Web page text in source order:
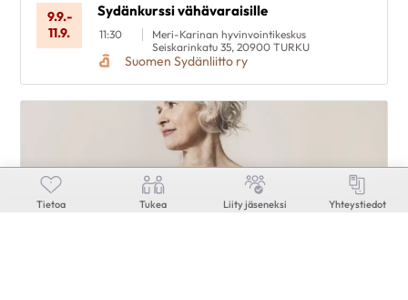
9.9.-
11.9.
Sydänkurssi vähävaraisille
11:30
Meri-Karinan hyvinvointikeskus
Seiskarinkatu 35, 20900 TURKU
Suomen Sydänliitto ry
Tietoa Tukea Liity jäseneksi Yhteystiedot